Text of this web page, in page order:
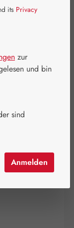
its Privacy
zur
und bin
sind
Anmelden